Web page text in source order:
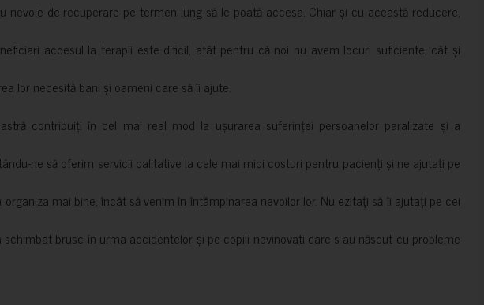
nevoie de recuperare pe termen lung să le poată accesa. Chiar și cu această reducere,
accesul la terapii este dificil, atât pentru că noi nu avem locuri suficiente, cât și
lor necesită bani și oameni care să îi ajute.
contribuiți în cel mai real mod la ușurarea suferinței persoanelor paralizate și a
ne să oferim servicii calitative la cele mai mici costuri pentru pacienți și ne ajutați pe
mai bine, încât să venim în întâmpinarea nevoilor lor. Nu ezitați să îi ajutați pe cei
schimbat brusc în urma accidentelor și pe copiii nevinovati care s-au născut cu probleme